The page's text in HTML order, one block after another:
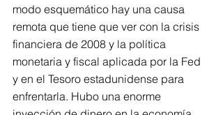
modo esquemático hay una causa
remota que tiene que ver con la crisis
financiera de 2008 y la política
monetaria y fiscal aplicada por la Fed
y en el Tesoro estadunidense para
enfrentarla. Hubo una enorme